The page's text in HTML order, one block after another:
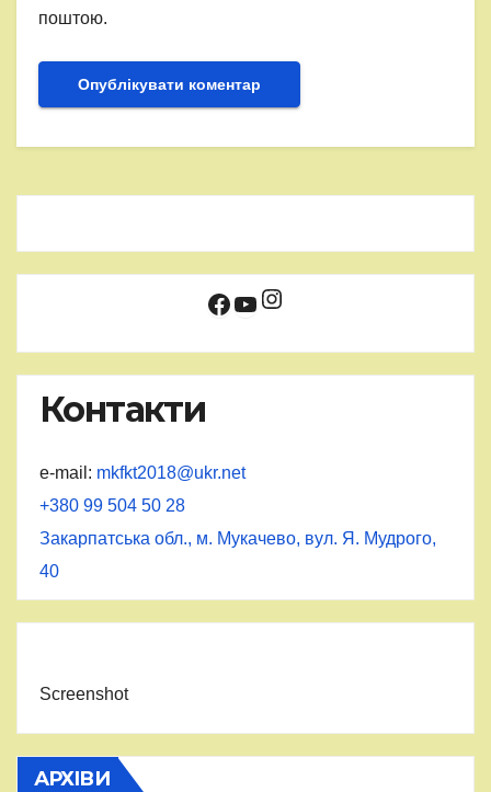
поштою.
Facebook
YouTube
Instagram
Контакти
e-mail: mkfkt2018@ukr.net
+380 99 504 50 28
Закарпатська обл., м. Мукачево, вул. Я. Мудрого,
40
Screenshot
АРХІВИ